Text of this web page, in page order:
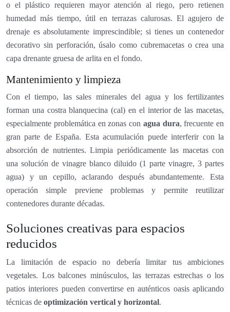
o el plástico requieren mayor atención al riego, pero retienen
humedad más tiempo, útil en terrazas calurosas. El agujero de
drenaje es absolutamente imprescindible; si tienes un contenedor
decorativo sin perforación, úsalo como cubremacetas o crea una
capa drenante gruesa de arlita en el fondo.
Mantenimiento y limpieza
Con el tiempo, las sales minerales del agua y los fertilizantes
forman una costra blanquecina (cal) en el interior de las macetas,
especialmente problemática en zonas con agua dura, frecuente en
gran parte de España. Esta acumulación puede interferir con la
absorción de nutrientes. Limpia periódicamente las macetas con
una solución de vinagre blanco diluido (1 parte vinagre, 3 partes
agua) y un cepillo, aclarando después abundantemente. Esta
operación simple previene problemas y permite reutilizar
contenedores durante décadas.
Soluciones creativas para espacios
reducidos
La limitación de espacio no debería limitar tus ambiciones
vegetales. Los balcones minúsculos, las terrazas estrechas o los
patios interiores pueden convertirse en auténticos oasis aplicando
técnicas de optimización vertical y horizontal.